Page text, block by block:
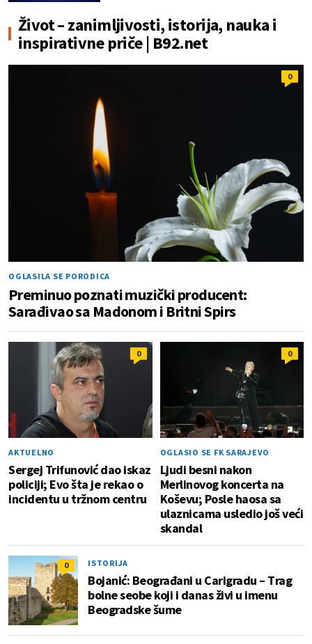
Život – zanimljivosti, istorija, nauka i
inspirativne priče | B92.net
0
OGLASILA SE PORODICA
Preminuo poznati muzički producent:
Sarađivao sa Madonom i Britni Spirs
0
AKTUELNO
Sergej Trifunović dao iskaz
policiji; Evo šta je rekao o
incidentu u tržnom centru
0
OGLASIO SE FK SARAJEVO
Ljudi besni nakon
Merlinovog koncerta na
Koševu; Posle haosa sa
ulaznicama usledio još veći
skandal
0 ISTORIJA
Bojanić: Beograđani u Carigradu – Тrag
bolne seobe koji i danas živi u imenu
Beogradske šume